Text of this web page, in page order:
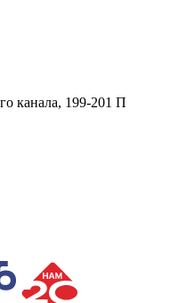
канала, 199-201 П